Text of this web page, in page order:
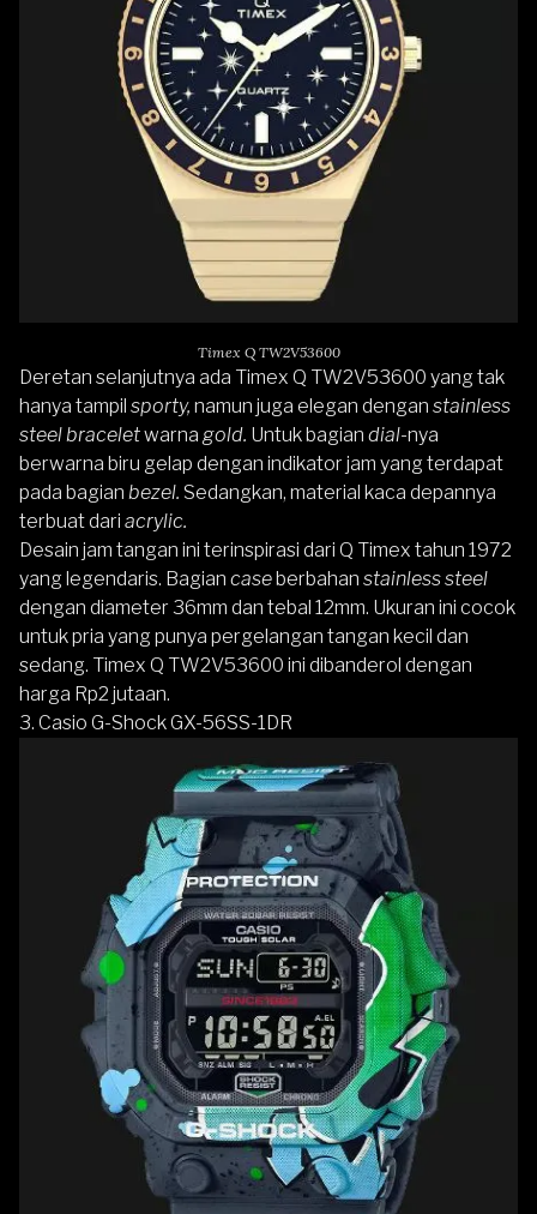
Timex Q TW2V53600
Deretan selanjutnya ada Timex Q TW2V53600 yang tak
hanya tampil sporty, namun juga elegan dengan stainless
steel braceletwarna gold. Untuk bagian dial-nya
berwarna biru gelap dengan indikator jam yang terdapat
pada bagian bezel. Sedangkan, material kaca depannya
terbuat dari acrylic.
Desain jam tangan ini terinspirasi dari Q Timex tahun 1972
yang legendaris. Bagian caseberbahan stainless steel
dengan diameter 36mm dan tebal 12mm. Ukuran ini cocok
untuk pria yang punya pergelangan tangan kecil dan
sedang. Timex Q TW2V53600 ini dibanderol dengan
harga Rp2 jutaan.
3. Casio G-Shock GX-56SS-1DR